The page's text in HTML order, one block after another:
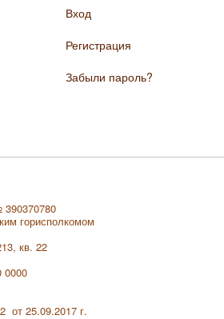
Вход
Регистрация
Забыли пароль?
390370780
горисполкомом
кв. 22
0000
от 25.09.2017 г.